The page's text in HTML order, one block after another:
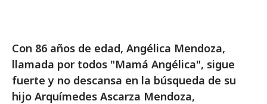
Con 86 años de edad, Angélica Mendoza,
llamada por todos "Mamá Angélica", sigue
fuerte y no descansa en la búsqueda de su
hijo Arquímedes Ascarza Mendoza,